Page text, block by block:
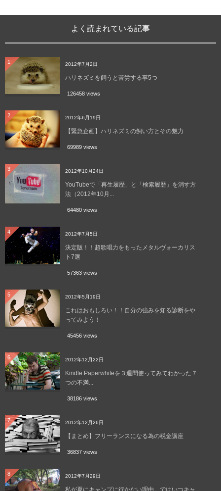
よく読まれている記事
1 2012年7月2日
ハリネズミを飼うと苦労する事5つ
126458 views
2 2012年6月19日
【緊急企画】ハリネズミの飼い方とその魅力
69989 views
3 2012年10月24日
YouTubeで「再生履歴」と「検索履歴」を消す方
法（2012年10月...
64480 views
4 2012年7月5日
決定版！！超歌唱力をもったメタルヴォーカリス
ト7選
57363 views
5 2012年5月19日
これはおもしろい！！自分の強みを知る診断をや
ってみよう！
45456 views
6 2012年12月22日
Kindle Paperwhiteを３週間使ってみてわかった７
つの不満...
38186 views
7 2012年12月26日
【まとめ】フリーランスになる為の税金講座
36837 views
8 2012年7月29日